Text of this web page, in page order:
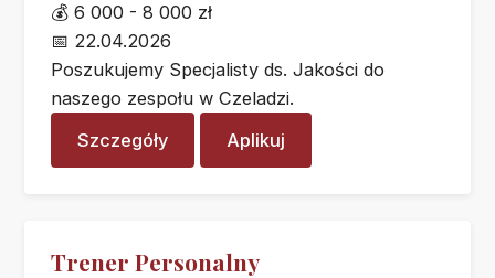
💰 6 000 - 8 000 zł
📅 22.04.2026
Poszukujemy Specjalisty ds. Jakości do
naszego zespołu w Czeladzi.
Szczegóły
Aplikuj
Trener Personalny